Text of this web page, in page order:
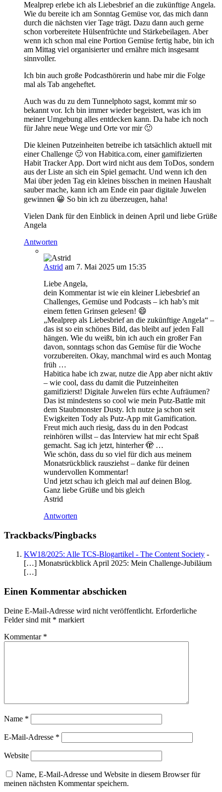
Mealprep erlebe ich als Liebesbrief an die zukünftige Angela.
Wie du bereite ich am Sonntag Gemüse vor, das mich dann
durch die nächsten vier Tage trägt. Dazu dann auch gerne
schon vorbereitete Hülsenfrüchte und Stärkebeilagen. Aber
wenn ich schon mal eine Portion Gemüse fertig habe, bin ich
am Mittag viel organisierter und ernähre mich insgesamt
sinnvoller.
Ich bin auch große Podcasthörerin und habe mir die Folge
mal als Tab angeheftet.
Auch was du zu dem Tunnelphoto sagst, kommt mir so
bekannt vor. Ich bin immer wieder begeistert, was ich im
meiner Umgebung alles entdecken kann. Da habe ich noch
für Jahre neue Wege und Orte vor mir 🙂
Die kleinen Putzeinheiten betreibe ich tatsächlich aktuell mit
einer Challenge 🙂 von Habitica.com, einer gamifizierten
Habit Tracker App. Dort wird nicht aus dem ToDos, sondern
aus der Liste an sich ein Spiel gemacht. Und wenn ich den
Mai über jeden Tag ein kleines bisschen in meinen Haushalt
sauber mache, kann ich am Ende ein paar digitale Juwelen
gewinnen 😀 So bin ich zu überzeugen, haha!
Vielen Dank für den Einblick in deinen April und liebe Grüße
Angela
Antworten
Astrid am 7. Mai 2025 um 15:35
Liebe Angela,
dein Kommentar ist wie ein kleiner Liebesbrief an
Challenges, Gemüse und Podcasts – ich hab’s mit
einem fetten Grinsen gelesen! 😄
„Mealprep als Liebesbrief an die zukünftige Angela“ –
das ist so ein schönes Bild, das bleibt auf jeden Fall
hängen. Wie du weißt, bin ich auch ein großer Fan
davon, sonntags schon das Gemüse für die Woche
vorzubereiten. Okay, manchmal wird es auch Montag
früh …
Habitica habe ich zwar, nutze die App aber nicht aktiv
– wie cool, dass du damit die Putzeinheiten
gamifizierst! Digitale Juwelen fürs echte Aufräumen?
Das ist mindestens so cool wie mein Putz-Battle mit
dem Staubmonster Dusty. Ich nutze ja schon seit
Ewigkeiten Tody als Putz-App mit Gamification.
Freut mich auch riesig, dass du in den Podcast
reinhören willst – das Interview hat mir echt Spaß
gemacht. Sag ich jetzt, hinterher 🫣 …
Wie schön, dass du so viel für dich aus meinem
Monatsrückblick rausziehst – danke für deinen
wundervollen Kommentar!
Und jetzt schau ich gleich mal auf deinen Blog.
Ganz liebe Grüße und bis gleich
Astrid
Antworten
Trackbacks/Pingbacks
KW18/2025: Alle TCS-Blogartikel - The Content Society -
[…] Monatsrückblick April 2025: Mein Challenge-Jubiläum
[…]
Einen Kommentar abschicken
Deine E-Mail-Adresse wird nicht veröffentlicht. Erforderliche
Felder sind mit * markiert
Kommentar *
Name *
E-Mail-Adresse *
Website
Name, E-Mail-Adresse und Website in diesem Browser für
meinen nächsten Kommentar speichern.